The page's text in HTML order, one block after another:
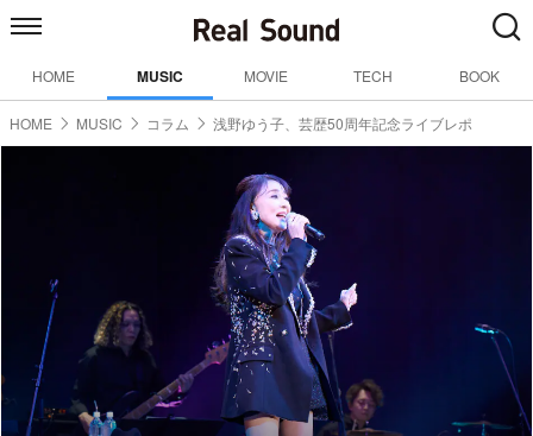
HOME MUSIC MOVIE TECH BOOK
HOME MUSIC コラム 浅野ゆう子、芸歴50周年記念ライブレポ